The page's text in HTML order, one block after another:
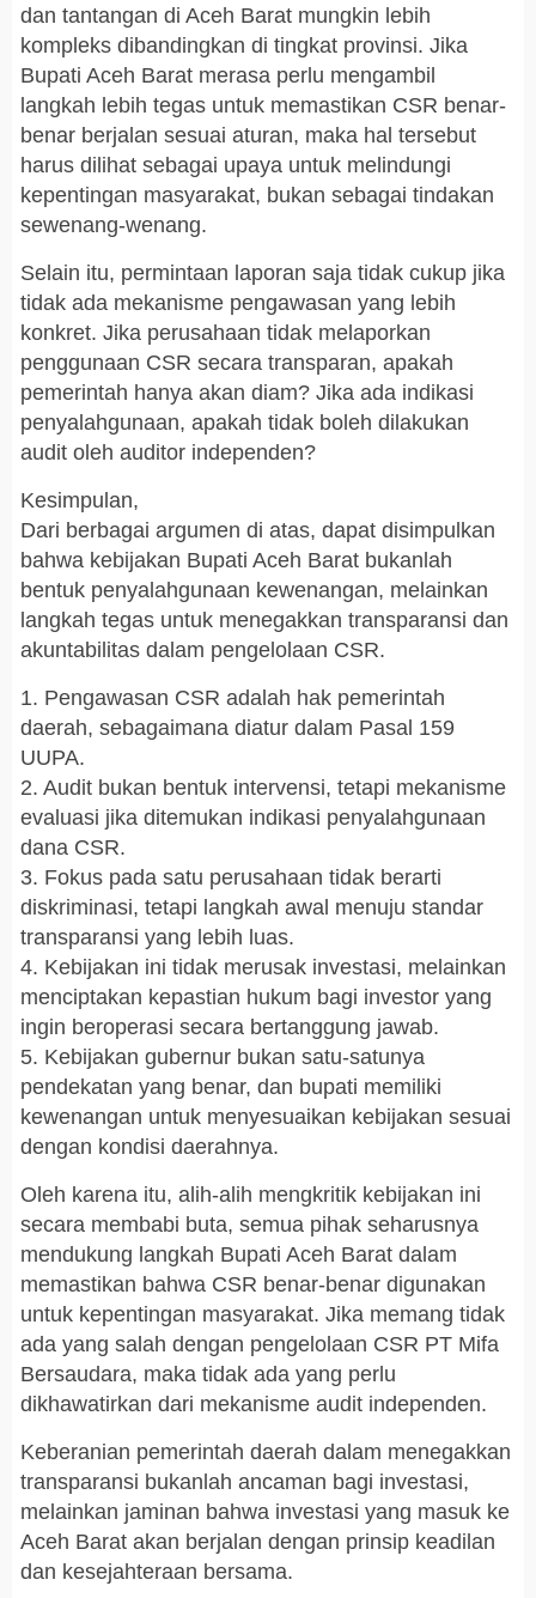
dan tantangan di Aceh Barat mungkin lebih
kompleks dibandingkan di tingkat provinsi. Jika
Bupati Aceh Barat merasa perlu mengambil
langkah lebih tegas untuk memastikan CSR benar-
benar berjalan sesuai aturan, maka hal tersebut
harus dilihat sebagai upaya untuk melindungi
kepentingan masyarakat, bukan sebagai tindakan
sewenang-wenang.
Selain itu, permintaan laporan saja tidak cukup jika
tidak ada mekanisme pengawasan yang lebih
konkret. Jika perusahaan tidak melaporkan
penggunaan CSR secara transparan, apakah
pemerintah hanya akan diam? Jika ada indikasi
penyalahgunaan, apakah tidak boleh dilakukan
audit oleh auditor independen?
Kesimpulan,
Dari berbagai argumen di atas, dapat disimpulkan
bahwa kebijakan Bupati Aceh Barat bukanlah
bentuk penyalahgunaan kewenangan, melainkan
langkah tegas untuk menegakkan transparansi dan
akuntabilitas dalam pengelolaan CSR.
1. Pengawasan CSR adalah hak pemerintah
daerah, sebagaimana diatur dalam Pasal 159
UUPA.
2. Audit bukan bentuk intervensi, tetapi mekanisme
evaluasi jika ditemukan indikasi penyalahgunaan
dana CSR.
3. Fokus pada satu perusahaan tidak berarti
diskriminasi, tetapi langkah awal menuju standar
transparansi yang lebih luas.
4. Kebijakan ini tidak merusak investasi, melainkan
menciptakan kepastian hukum bagi investor yang
ingin beroperasi secara bertanggung jawab.
5. Kebijakan gubernur bukan satu-satunya
pendekatan yang benar, dan bupati memiliki
kewenangan untuk menyesuaikan kebijakan sesuai
dengan kondisi daerahnya.
Oleh karena itu, alih-alih mengkritik kebijakan ini
secara membabi buta, semua pihak seharusnya
mendukung langkah Bupati Aceh Barat dalam
memastikan bahwa CSR benar-benar digunakan
untuk kepentingan masyarakat. Jika memang tidak
ada yang salah dengan pengelolaan CSR PT Mifa
Bersaudara, maka tidak ada yang perlu
dikhawatirkan dari mekanisme audit independen.
Keberanian pemerintah daerah dalam menegakkan
transparansi bukanlah ancaman bagi investasi,
melainkan jaminan bahwa investasi yang masuk ke
Aceh Barat akan berjalan dengan prinsip keadilan
dan kesejahteraan bersama.